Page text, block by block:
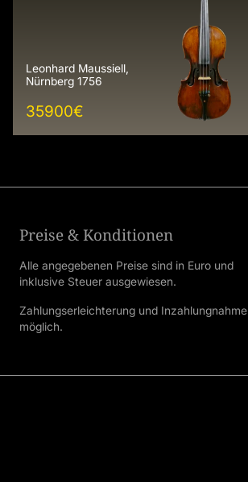
Leonhard Maussiell,
Nürnberg 1756
35900€
Preise & Konditionen
Alle angegebenen Preise sind in Euro und
inklusive Steuer ausgewiesen.
Zahlungserleichterung und Inzahlungnahme
möglich.